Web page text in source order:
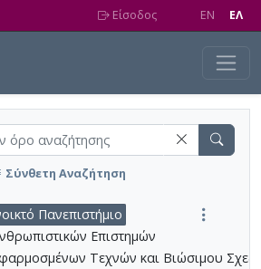
Είσοδος EN EΛ
Σύνθετη Αναζήτηση
Πανεπιστήμιο
Επιστημών
Τεχνών και Βιώσιμου